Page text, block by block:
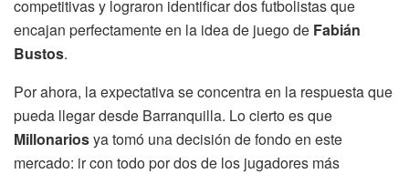
competitivas y lograron identificar dos futbolistas que
encajan perfectamente en la idea de juego de Fabián
Bustos.
Por ahora, la expectativa se concentra en la respuesta que
pueda llegar desde Barranquilla. Lo cierto es que
Millonariosya tomó una decisión de fondo en este
mercado: ir con todo por dos de los jugadores más